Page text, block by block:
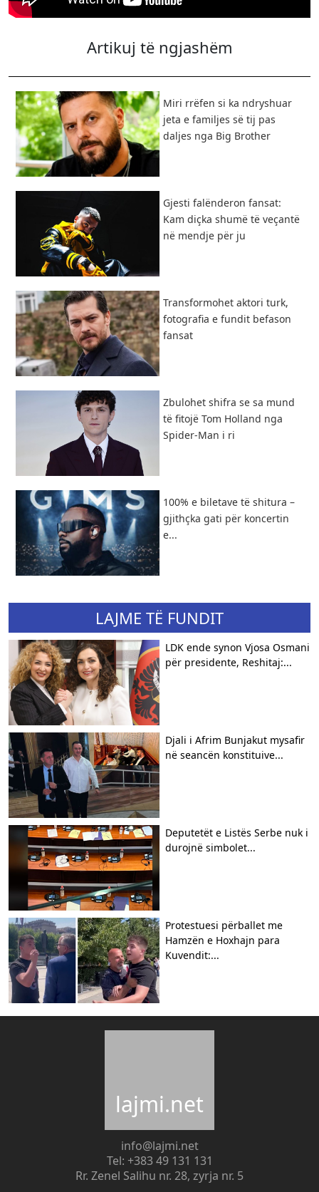
Artikuj të ngjashëm
Miri rrëfen si ka ndryshuar
jeta e familjes së tij pas
daljes nga Big Brother
Gjesti falënderon fansat:
Kam diçka shumë të veçantë
në mendje për ju
Transformohet aktori turk,
fotografia e fundit befason
fansat
Zbulohet shifra se sa mund
të fitojë Tom Holland nga
Spider-Man i ri
100% e biletave të shitura –
gjithçka gati për koncertin
e...
LAJME TË FUNDIT
LDK ende synon Vjosa Osmani
për presidente, Reshitaj:...
Djali i Afrim Bunjakut mysafir
në seancën konstituive...
Deputetët e Listës Serbe nuk i
durojnë simbolet...
Protestuesi përballet me
Hamzën e Hoxhajn para
Kuvendit:...
lajmi.net
info@lajmi.net
Tel: +383 49 131 131
Rr. Zenel Salihu nr. 28, zyrja nr. 5